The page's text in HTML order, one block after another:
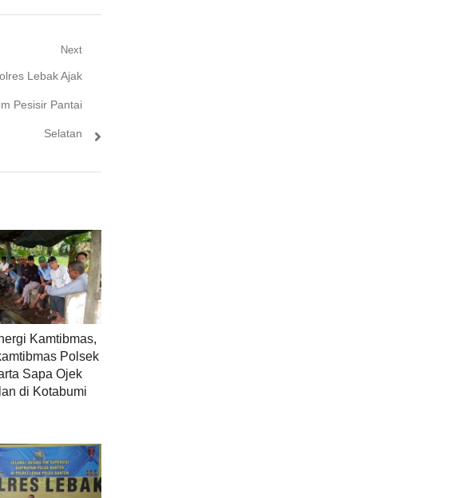
Next
Lebak Ajak
Pesisir Pantai
Selatan
Kamtibmas,
Polsek
Sapa Ojek
di Kotabumi